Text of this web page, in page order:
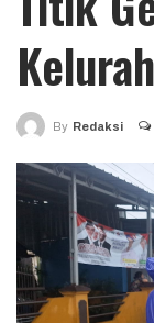
By Redaksi